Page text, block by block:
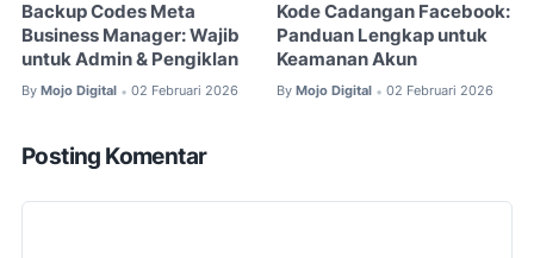
Backup Codes Meta
Business Manager: Wajib
untuk Admin & Pengiklan
By Mojo Digital • 02 Februari 2026
Kode Cadangan Facebook:
Panduan Lengkap untuk
Keamanan Akun
By Mojo Digital • 02 Februari 2026
Posting Komentar